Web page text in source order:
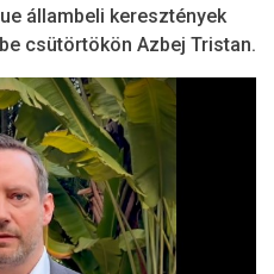
állambeli keresztények
csütörtökön Azbej Tristan.